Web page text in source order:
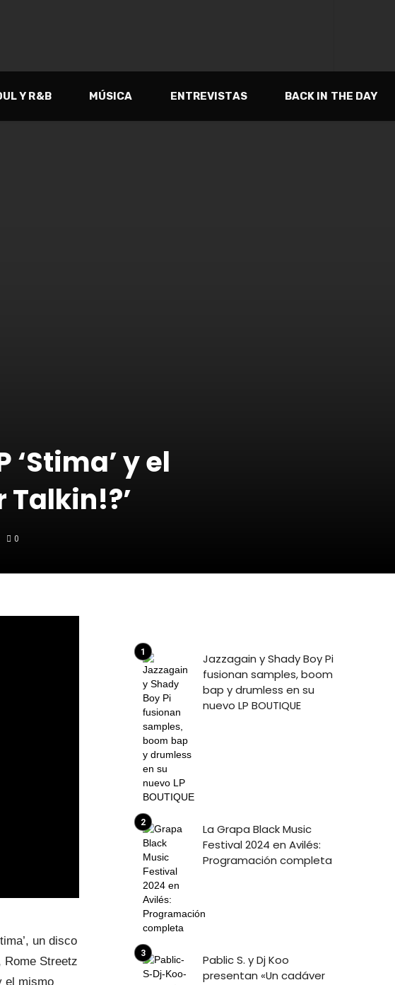
Y R&B MÚSICA ENTREVISTAS BACK IN THE DAY
‘Stima’ y el
Talkin!?’
0
un disco
Rome Streetz
el mismo
Jazzagain y Shady Boy Pi
fusionan samples, boom
bap y drumless en su
nuevo LP BOUTIQUE
La Grapa Black Music
Festival 2024 en Avilés:
Programación completa
Pablic S. y Dj Koo
presentan «Un cadáver